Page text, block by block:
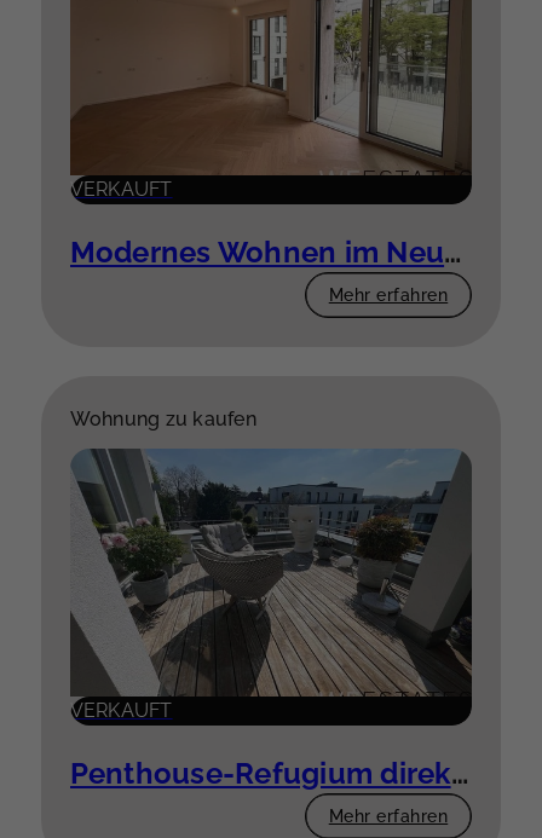
VERKAUFT
Modernes Wohnen im Neubau – 3 Zimmer mit Komfort
Mehr erfahren
Wohnung zu kaufen
VERKAUFT
Penthouse-Refugium direkt am Rhein
Mehr erfahren